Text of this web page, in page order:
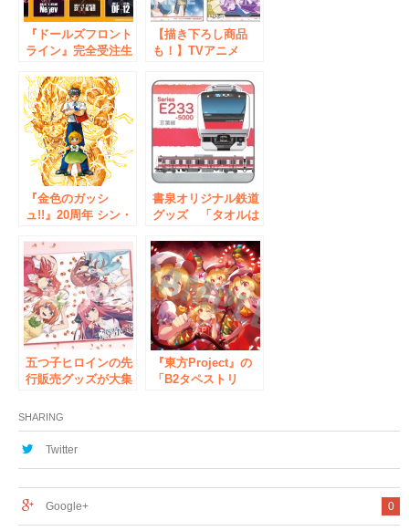
『ドールズフロント
ライン』完全受注生
リー」第五弾が4/23
より予約開始！ ア
キバホビー通販他に
て
【描き下ろし商品
も！】TVアニメ
ップアップストアが
3/16〜開催決定！
『金色のガッシ
ュ!!』20周年 シン・
開催決定！
書泉オリジナル鉄道
グッズ 「タオルは
線」が3/27より書泉
限定で発売！
五つ子ヒロインの先
行販売グッズが大集
嫁』ポップアップス
トアがAKIHABARA
ゲーマーズ本店にて
も！
『東方Project』の
「B2タペストリ
「アクリルキーホル
SHARING
Twitter
0
Google+